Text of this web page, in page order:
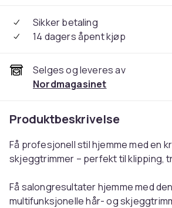
Sikker betaling
14 dagers åpent kjøp
Selges og leveres av
Nordmagasinet
Produktbeskrivelse
Få profesjonell stil hjemme med en
skjeggtrimmer – perfekt til klipping,
Få salongresultater hjemme med
multifunksjonelle hår- og